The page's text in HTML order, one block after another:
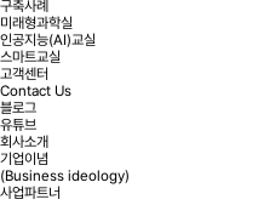
디지털센서
인공지능(AI)교실
구축사례
미래형과학실
인공지능(AI)교실
스마트교실
고객센터
Contact Us
블로그
유튜브
회사소개
기업이념
(Business ideology)
사업파트너